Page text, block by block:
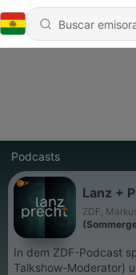
Podcasts
Lanz +
ZDF,
In dem ZDF-Podcast
Talkshow-Moderator)